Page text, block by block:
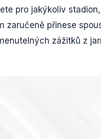
pro jakýkoliv
zaručeně přinese
zážitků z